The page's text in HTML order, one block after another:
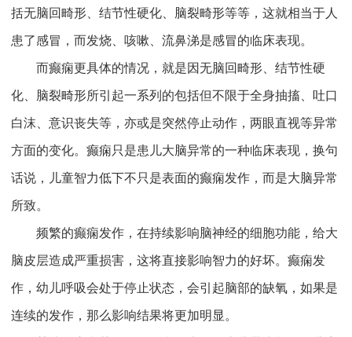
括无脑回畸形、结节性硬化、脑裂畸形等等，这就相当于人
患了感冒，而发烧、咳嗽、流鼻涕是感冒的临床表现。
而癫痫更具体的情况，就是因无脑回畸形、结节性硬
化、脑裂畸形所引起一系列的包括但不限于全身抽搐、吐口
白沫、意识丧失等，亦或是突然停止动作，两眼直视等异常
方面的变化。癫痫只是患儿大脑异常的一种临床表现，换句
话说，儿童智力低下不只是表面的癫痫发作，而是大脑异常
所致。
频繁的癫痫发作，在持续影响脑神经的细胞功能，给大
脑皮层造成严重损害，这将直接影响智力的好坏。癫痫发
作，幼儿呼吸会处于停止状态，会引起脑部的缺氧，如果是
连续的发作，那么影响结果将更加明显。